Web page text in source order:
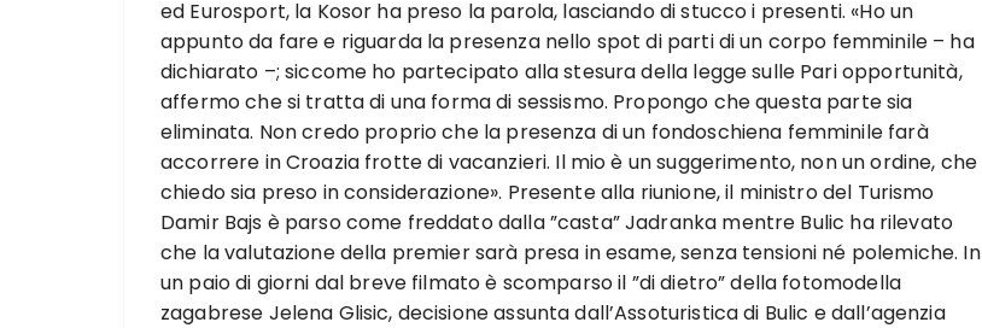
ed Eurosport, la Kosor ha preso la parola, lasciando di stucco i presenti. «Ho un
appunto da fare e riguarda la presenza nello spot di parti di un corpo femminile – ha
dichiarato –; siccome ho partecipato alla stesura della legge sulle Pari opportunità,
affermo che si tratta di una forma di sessismo. Propongo che questa parte sia
eliminata. Non credo proprio che la presenza di un fondoschiena femminile farà
accorrere in Croazia frotte di vacanzieri. Il mio è un suggerimento, non un ordine, che
chiedo sia preso in considerazione». Presente alla riunione, il ministro del Turismo
Damir Bajs è parso come freddato dalla ”casta” Jadranka mentre Bulic ha rilevato
che la valutazione della premier sarà presa in esame, senza tensioni né polemiche. In
un paio di giorni dal breve filmato è scomparso il ”di dietro” della fotomodella
zagabrese Jelena Glisic, decisione assunta dall’Assoturistica di Bulic e dall’agenzia